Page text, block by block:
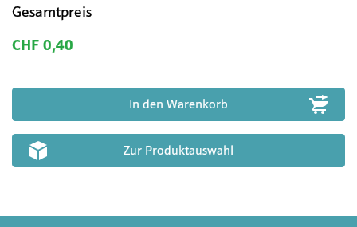
Gesamtpreis
CHF 0,40
Zur Produktauswahl